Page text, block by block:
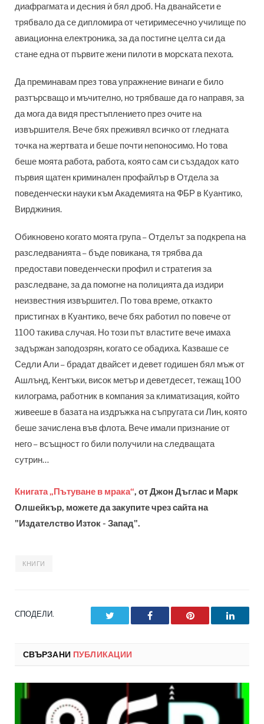
диафрагмата и десния ѝ бял дроб. На дванайсети е
трябвало да се дипломира от четиримесечно училище по
авиационна електроника, за да постигне целта си да
стане една от първите жени пилоти в морската пехота.
Да преминавам през това упражнение винаги е било
разтърсващо и мъчително, но трябваше да го направя, за
да мога да видя престъплението през очите на
извършителя. Вече бях преживял всичко от гледната
точка на жертвата и беше почти непоносимо. Но това
беше моята работа, работа, която сам си създадох като
първия щатен криминален профайлър в Отдела за
поведенчески науки към Академията на ФБР в Куантико,
Вирджиния.
Обикновено когато моята група – Отделът за подкрепа на
разследванията – бъде повикана, тя трябва да
предостави поведенчески профил и стратегия за
разследване, за да помогне на полицията да издири
неизвестния извършител. По това време, откакто
пристигнах в Куантико, вече бях работил по повече от
1100 такива случая. Но този път властите вече имаха
задържан заподозрян, когато се обадиха. Казваше се
Седли Али – брадат двайсет и девет годишен бял мъж от
Ашлънд, Кентъки, висок метър и деветдесет, тежащ 100
килограма, работник в компания за климатизация, който
живееше в базата на издръжка на съпругата си Лин, която
беше зачислена във флота. Вече имали признание от
него – всъщност го били получили на следващата
сутрин…
Книгата „Пътуване в мрака“, от Джон Дъглас и Марк
Олшейкър, можете да закупите чрез сайта на
"Издателство Изток - Запад".
КНИГИ
СПОДЕЛИ. Facebook Pinterest
СВЪРЗАНИ ПУБЛИКАЦИИ